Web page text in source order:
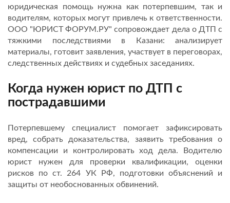
юридическая помощь нужна как потерпевшим, так и
водителям, которых могут привлечь к ответственности.
ООО "ЮРИСТ ФОРУМ.РУ" сопровождает дела о ДТП с
тяжкими последствиями в Казани: анализирует
материалы, готовит заявления, участвует в переговорах,
следственных действиях и судебных заседаниях.
Когда нужен юрист по ДТП с
пострадавшими
Потерпевшему специалист помогает зафиксировать
вред, собрать доказательства, заявить требования о
компенсации и контролировать ход дела. Водителю
юрист нужен для проверки квалификации, оценки
рисков по ст. 264 УК РФ, подготовки объяснений и
защиты от необоснованных обвинений.